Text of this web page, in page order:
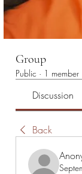
Group
Public · 1 member
Discussion
Back